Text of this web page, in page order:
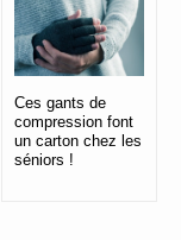
Ces gants de
compression font
un carton chez les
séniors !